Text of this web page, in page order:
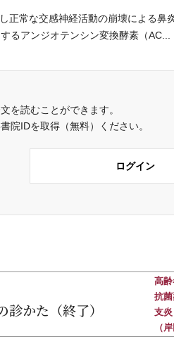
常な交感神経活動の崩壊による鼻
るアンジオテンシン変換酵素（AC...
を読むことができます。
院IDを取得（無料）ください。
ログイン
かた（終了）
高
抗
支
（